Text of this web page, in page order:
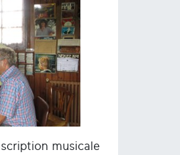
musicale